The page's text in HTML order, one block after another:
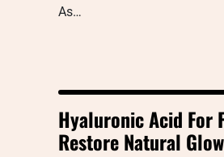
As…
Hyaluronic Acid For
Restore Natural Glow